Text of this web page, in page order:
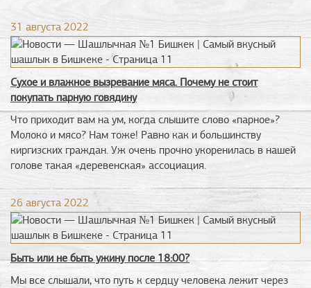
31 августа 2022
Сухое и влажное вызревание мяса. Почему не стоит
покупать парную говядину
Что приходит вам на ум, когда слышите слово «парное»?
Молоко и мясо? Нам тоже! Равно как и большинству
киргизских граждан. Уж очень прочно укоренилась в нашей
голове такая «деревенская» ассоциация.
26 августа 2022
Быть или не быть ужину после 18:00?
Мы все слышали, что путь к сердцу человека лежит через